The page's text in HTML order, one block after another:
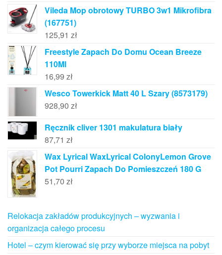
Vileda Mop obrotowy TURBO 3w1 Mikrofibra
(167751)
125,91 zł
Freestyle Zapach Do Domu Ocean Breeze
110Ml
16,99 zł
Wesco Towerkick Matt 40 L Szary (8573179)
928,90 zł
Ręcznik cliver 1301 makulatura biały
87,71 zł
Wax Lyrical WaxLyrical ColonyLemon Grove
Pot Pourri Zapach Do Pomieszczeń 180 G
51,70 zł
Relokacja zakładów produkcyjnych – wyzwania i
organizacja całego procesu
Hotel – czym kierować się przy wyborze miejsca na pobyt